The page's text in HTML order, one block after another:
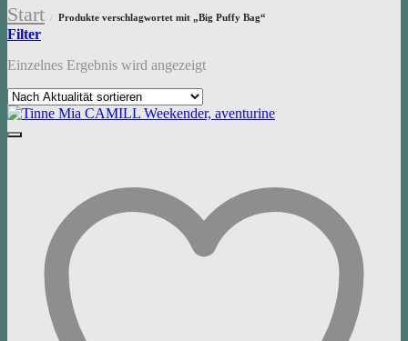
Start / Produkte verschlagwortet mit „Big Puffy Bag“
Filter
Einzelnes Ergebnis wird angezeigt